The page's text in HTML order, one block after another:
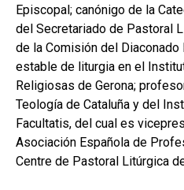
Episcopal; canónigo de la
del Secretariado de Pastoral
de la Comisión del
estable de liturgia en el
Religiosas de Gerona;
Teología de Cataluña y del
Facultatis, del cual es
Asociación Española de
Centre de Pastoral Litúrgica